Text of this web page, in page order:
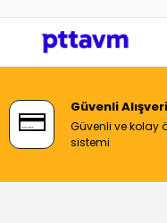
Güvenli
Güvenli ve kolay
sistemi